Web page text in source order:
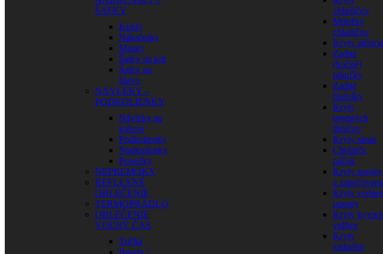
ŠATKY
Kukly
Nákrčníky
Masky
Šatky na krk
Šatky na
hlavu
NÁVLEKY –
PODKOLIENKY
Návleky na
kolená
Podkolienky
Nadkolienky
Ponožky
NEPREMOKY
REFLEXNÉ
OBLEČENIE
TERMOPRÁDLO
OBLEČENIE
VOĽNÝ ČAS
Tričká
chladičov
Mriežky
chladičov
Kryty
Zadné
(bočné)
tabuľky
Zadné
blatníky
Kryty
predných
tlmičov
Kryty rámu
Chrániče
páčok
Kryty spojky
a
Kryty vodnej
pumpy
Kryty kyvnej
vidlice
Kryty
zadného